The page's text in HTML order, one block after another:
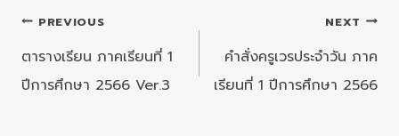
แนะแนว
เรื่อง
PREVIOUS
ตารางเรียน ภาคเรียนที่ 1
ปีการศึกษา 2566 Ver.3
NEXT
คำสั่งครูเวรประจำวัน ภาค
เรียนที่ 1 ปีการศึกษา 2566